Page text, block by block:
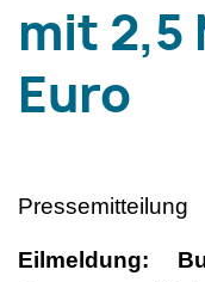
mit 2,5
Euro
Pressemitteilung
Eilmeldung: